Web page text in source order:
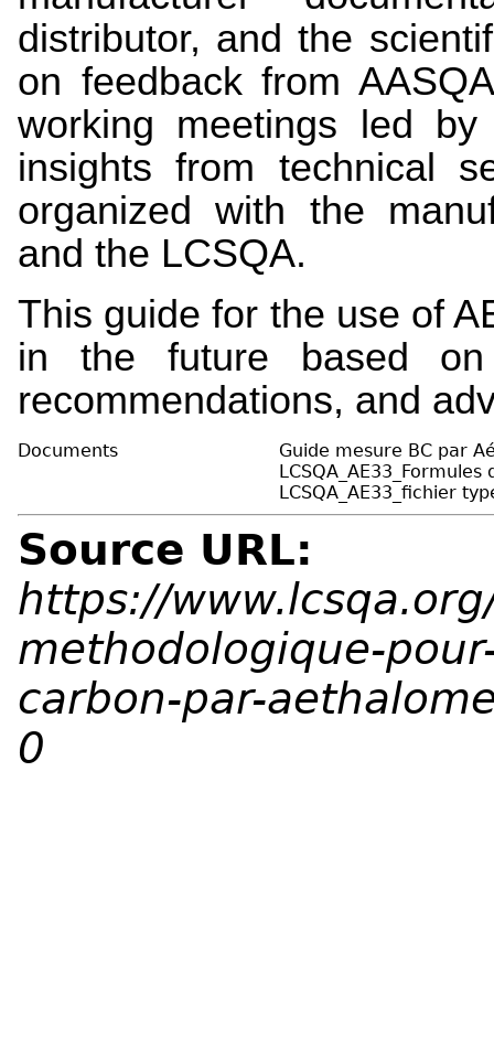
distributor, and the
on feedback fromAASQA
working meetings led
insights from technical
organized with the
and the LCSQA.
This guide for the use of
in the future based on
recommendations, and
Documents
Guide mesure BC par
LCSQA_AE33_Formules
LCSQA_AE33_fichier
Source URL:
https://
methodologique-
carbon-par-
0